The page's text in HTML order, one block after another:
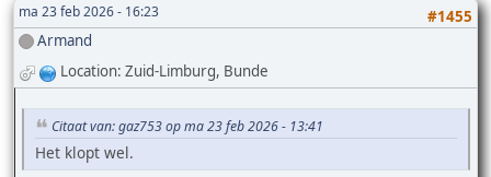
ma 23 feb 2026 - 16:23
#1455
Armand
Location: Zuid-Limburg, Bunde
Citaat van: gaz753 op ma 23 feb 2026 - 13:41
Het klopt wel.